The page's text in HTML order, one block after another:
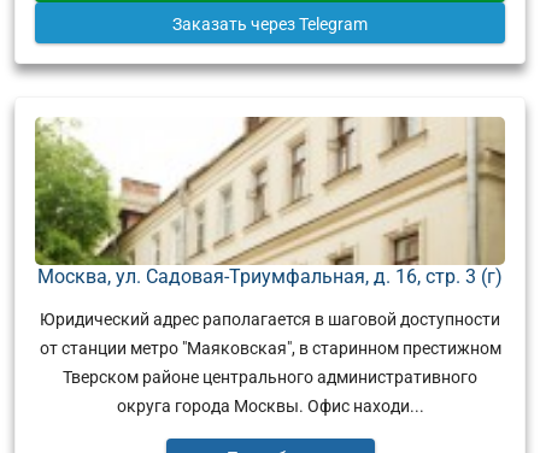
Заказать через Telegram
Москва, ул. Садовая-Триумфальная, д. 16, стр. 3 (г)
Юридический адрес раполагается в шаговой доступности
от станции метро "Маяковская", в старинном престижном
Тверском районе центрального административного
округа города Москвы. Офис находи...